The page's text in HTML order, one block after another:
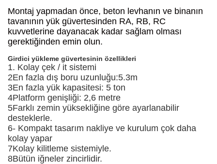
Montaj yapmadan önce, beton levhanın ve binanın
tavanının yük güvertesinden RA, RB, RC
kuvvetlerine dayanacak kadar sağlam olması
gerektiğinden emin olun.
Girdici yükleme güvertesinin özellikleri
1. Kolay çek / it sistemi
2En fazla dış boru uzunluğu:5.3m
3En fazla yük kapasitesi: 5 ton
4Platform genişliği: 2,6 metre
5Farklı zemin yüksekliğine göre ayarlanabilir
desteklerle.
6- Kompakt tasarım nakliye ve kurulum çok daha
kolay yapar
7Kolay kilitleme sistemiyle.
8Bütün iğneler zincirlidir.